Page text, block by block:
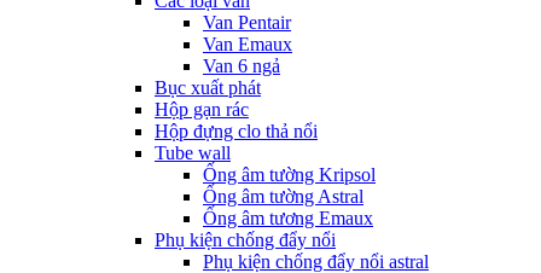
Van Pentair
Van Emaux
Van 6 ngả
Bục xuất phát
Hộp gạn rác
Hộp đựng clo thả nổi
Tube wall
Ống âm tường Kripsol
Ống âm tường Astral
Ống âm tương Emaux
Phụ kiện chống đẩy nổi
Phụ kiện chống đẩy nổi astral